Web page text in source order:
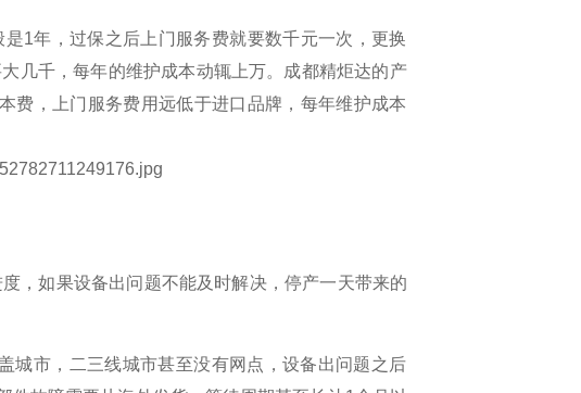
是1年，过保之后上门服务费就要数千元一次，更换配件的
几千，每年的维护成本动辄上万。成都精炬达的产品保修
费，上门服务费用远低于进口品牌，每年维护成本只有进
，如果设备出问题不能及时解决，停产一天带来的
城市，二三线城市甚至没有网点，设备出问题之后，预约